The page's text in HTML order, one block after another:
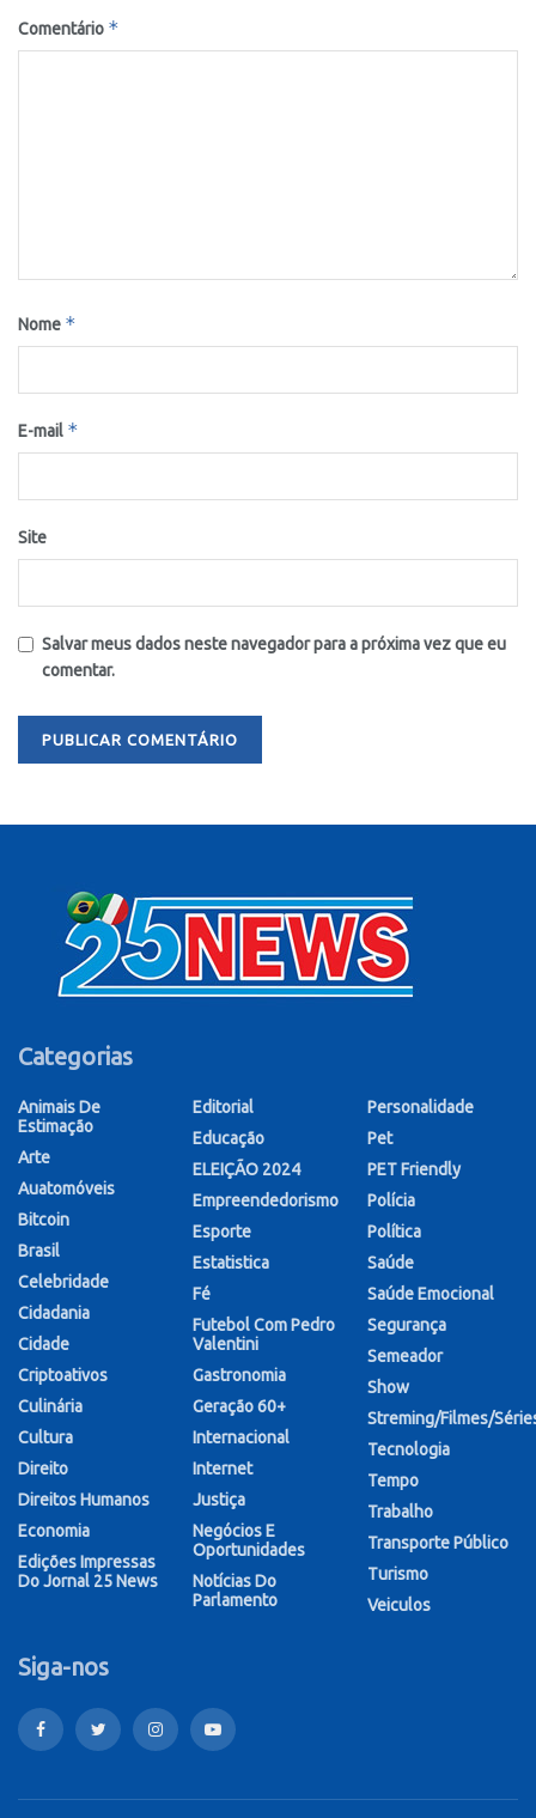
Comentário *
Nome *
E-mail *
Site
Salvar meus dados neste navegador para a próxima vez que eu
comentar.
Categorias
Animais De
Estimação
Arte
Auatomóveis
Bitcoin
Brasil
Celebridade
Cidadania
Cidade
Criptoativos
Culinária
Cultura
Direito
Direitos Humanos
Economia
Edições Impressas
Do Jornal 25 News
Editorial
Educação
ELEIÇÃO 2024
Empreendedorismo
Esporte
Estatistica
Fé
Futebol Com Pedro
Valentini
Gastronomia
Geração 60+
Internacional
Internet
Justiça
Negócios E
Oportunidades
Notícias Do
Parlamento
Personalidade
Pet
PET Friendly
Polícia
Política
Saúde
Saúde Emocional
Segurança
Semeador
Show
Streming/Filmes/
Tecnologia
Tempo
Trabalho
Transporte Público
Turismo
Veiculos
Siga-nos